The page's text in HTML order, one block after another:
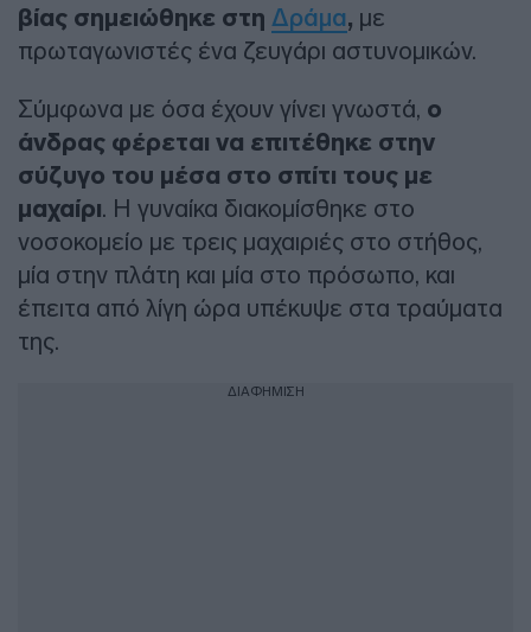
βίας σημειώθηκε στη Δράμα, με
πρωταγωνιστές ένα ζευγάρι αστυνομικών.
Σύμφωνα με όσα έχουν γίνει γνωστά, ο
άνδρας φέρεται να επιτέθηκε στην
σύζυγο του μέσα στο σπίτι τους με
μαχαίρι. Η γυναίκα διακομίσθηκε στο
νοσοκομείο με τρεις μαχαιριές στο στήθος,
μία στην πλάτη και μία στο πρόσωπο, και
έπειτα από λίγη ώρα υπέκυψε στα τραύματα
της.
ΔΙΑΦΗΜΙΣΗ